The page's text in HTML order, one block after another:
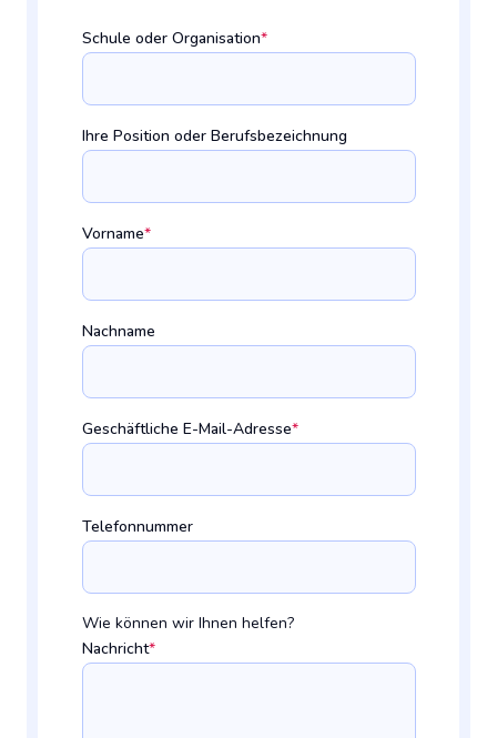
Schule oder Organisation*
Ihre Position oder Berufsbezeichnung
Vorname*
Nachname
Geschäftliche E-Mail-Adresse*
Telefonnummer
Nachricht*
Wie können wir Ihnen helfen?